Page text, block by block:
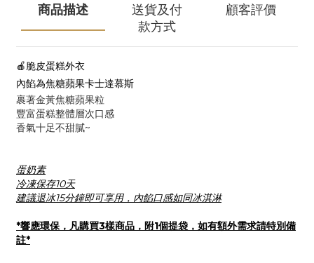
商品描述
送貨及付
款方式
顧客評價
🍎脆皮蛋糕外衣
內餡為焦糖蘋果卡士達慕斯
裹著金黃焦糖蘋果粒
豐富蛋糕整體層次口感
香氣十足不甜膩~
蛋奶素
冷凍保存10天
建議退冰15分鐘即可享用，內餡口感如同冰淇淋
*響應環保，凡購買3樣商品，附1個提袋，如有額外需求請特別備
註*